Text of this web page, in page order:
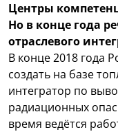
Центры
Но в конце года
отраслевого
В конце 2018 года
создать на базе
интегратор по
радиационных
время ведётся